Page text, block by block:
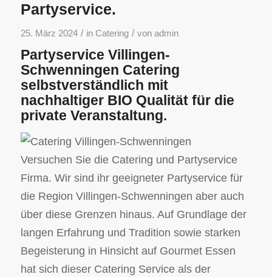
Partyservice.
25. März 2024 / in Catering / von admin
Partyservice Villingen-
Schwenningen Catering
selbstverständlich mit
nachhaltiger BIO Qualität für die
private Veranstaltung.
Versuchen Sie die Catering und Partyservice
Firma. Wir sind ihr geeigneter Partyservice für
die Region Villingen-Schwenningen aber auch
über diese Grenzen hinaus. Auf Grundlage der
langen Erfahrung und Tradition sowie starken
Begeisterung in Hinsicht auf Gourmet Essen
hat sich dieser Catering Service als der